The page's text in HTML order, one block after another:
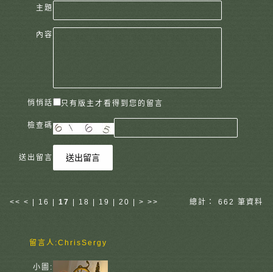
主題
內容
悄悄話 只有版主才看得到您的留言
檢查碼
送出留言 送出留言
<< < 16 17 18 19 20 > >> 總計： 662 筆資料
留言人:ChrisSergy
小圖: